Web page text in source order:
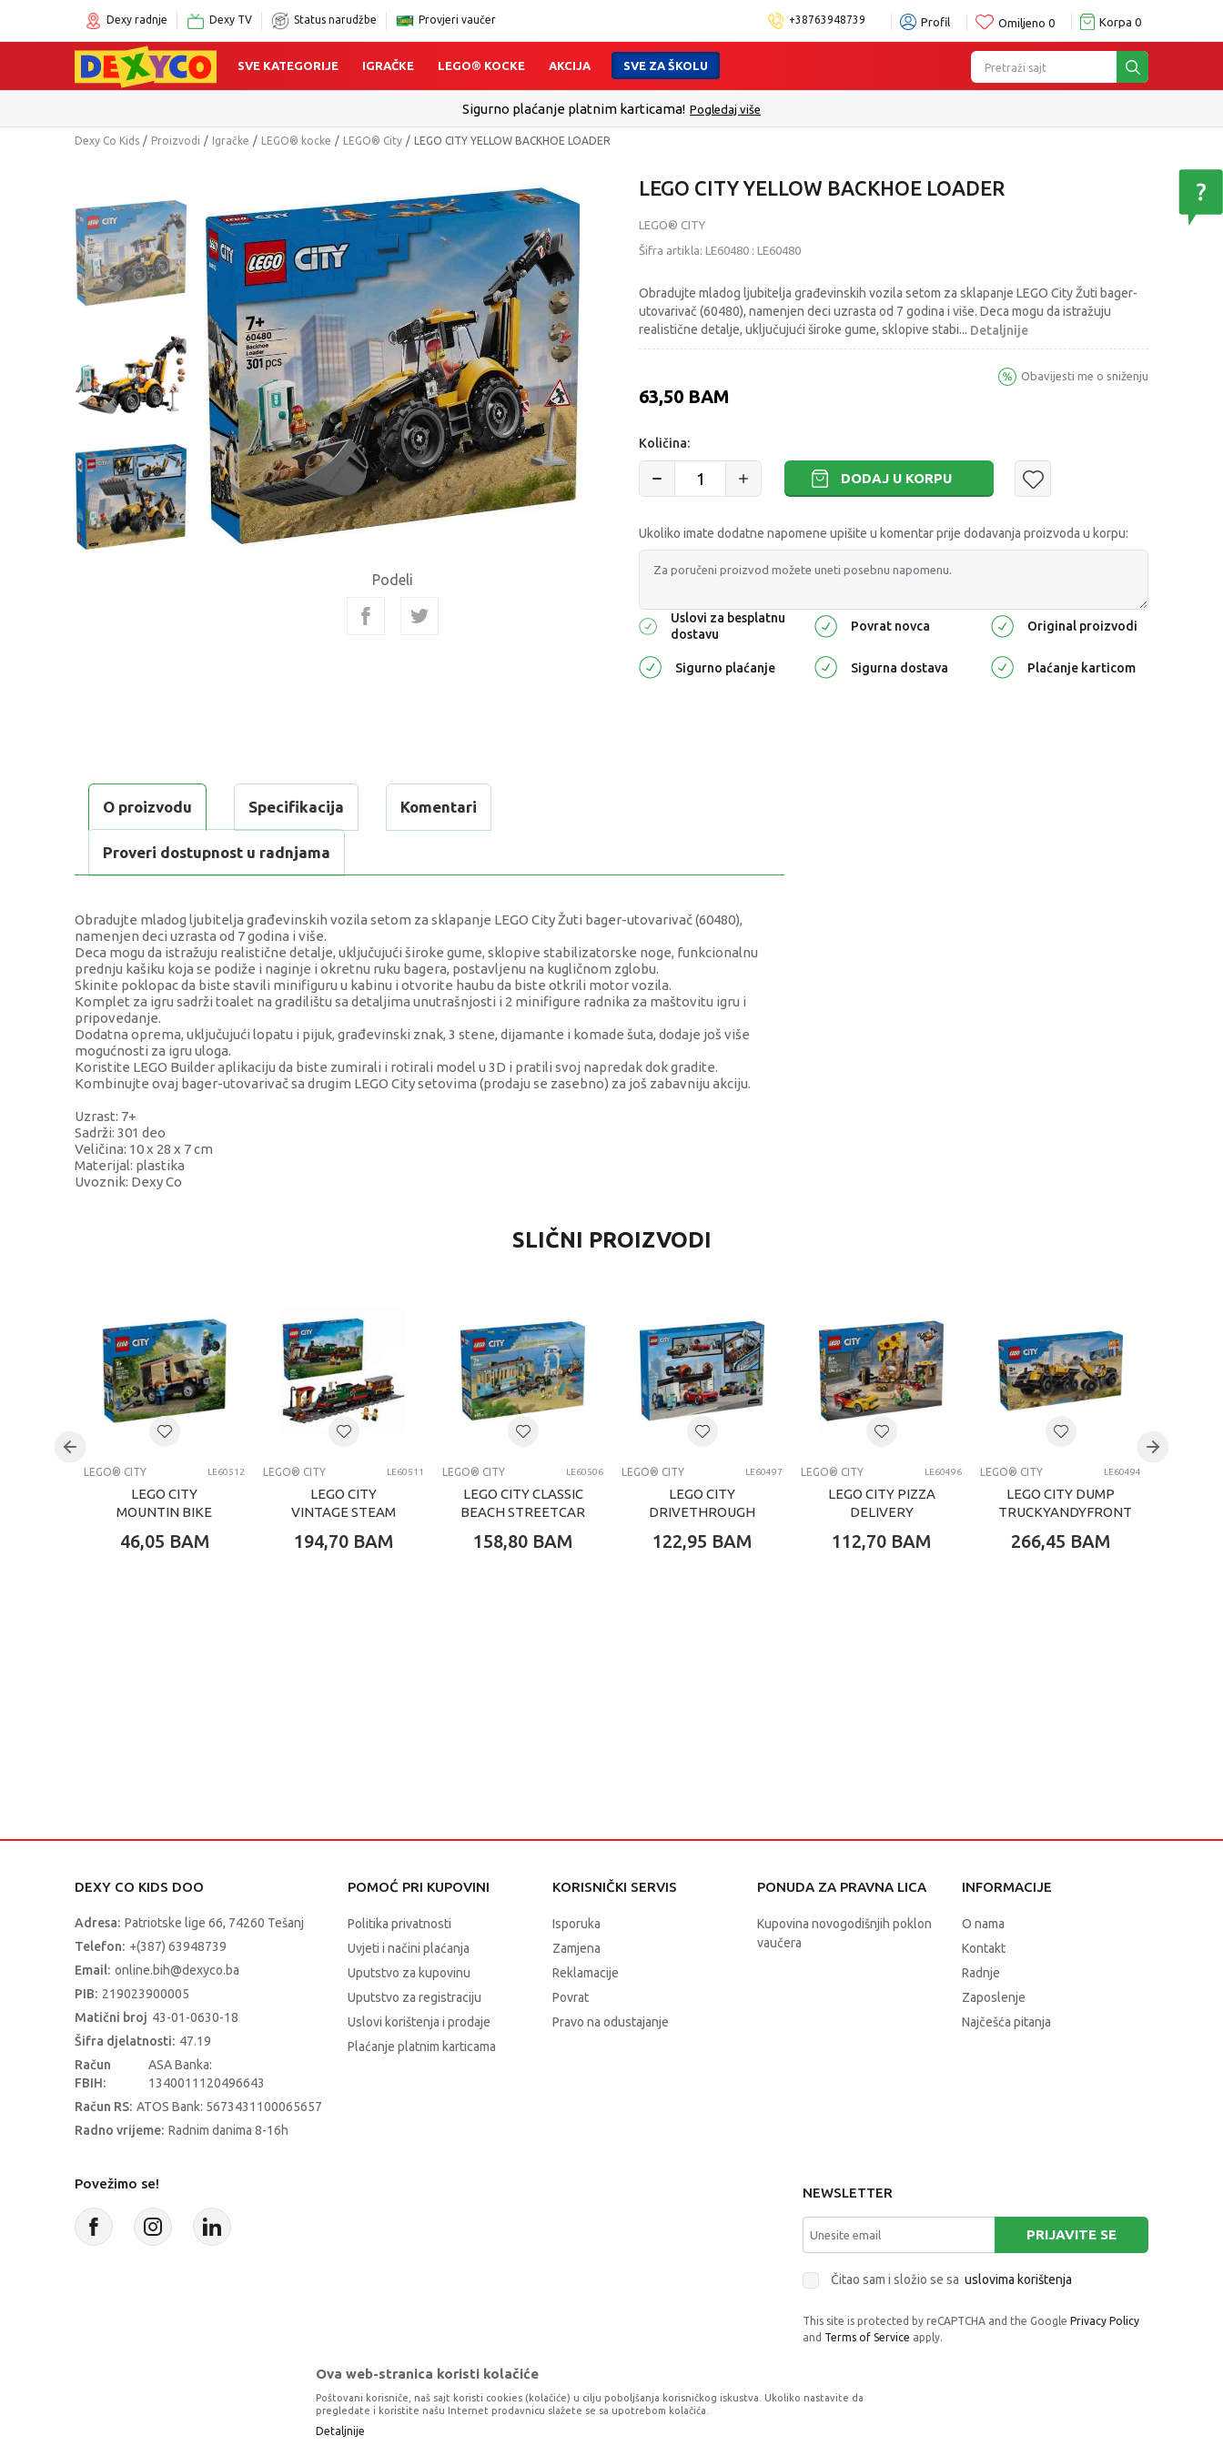
Dexy radnje Dexy TV Status narudžbe Provjeri vaučer +38763948739 Profil Omiljeno 0 Korpa 0
Pretraži sajt
SVE KATEGORIJE IGRAČKE LEGO® KOCKE AKCIJA SVE ZA ŠKOLU
Sigurno plaćanje platnim karticama! Pogledaj više
Dexy Co Kids Proizvodi Igračke LEGO® kocke LEGO® City LEGO CITY YELLOW BACKHOE LOADER
Podeli
LEGO CITY YELLOW BACKHOE LOADER
LEGO® CITY
Šifra artikla: LE60480 : LE60480
Obradujte mladog ljubitelja građevinskih vozila setom za sklapanje LEGO City Žuti bager-
utovarivač (60480), namenjen deci uzrasta od 7 godina i više. Deca mogu da istražuju
realistične detalje, uključujući široke gume, sklopive stabi... Detaljnije
63,50 BAM
Obavijesti me o sniženju
Količina:
DODAJ U KORPU
Ukoliko imate dodatne napomene upišite u komentar prije dodavanja proizvoda u korpu:
Uslovi za besplatnu
dostavu
Povrat novca Original proizvodi
Sigurno plaćanje Sigurna dostava Plaćanje karticom
O proizvodu Specifikacija Komentari
Proveri dostupnost u radnjama
Obradujte mladog ljubitelja građevinskih vozila setom za sklapanje LEGO City Žuti bager-utovarivač (60480),
namenjen deci uzrasta od 7 godina i više.
Deca mogu da istražuju realistične detalje, uključujući široke gume, sklopive stabilizatorske noge, funkcionalnu
prednju kašiku koja se podiže i naginje i okretnu ruku bagera, postavljenu na kugličnom zglobu.
Skinite poklopac da biste stavili minifiguru u kabinu i otvorite haubu da biste otkrili motor vozila.
Komplet za igru sadrži toalet na gradilištu sa detaljima unutrašnjosti i 2 minifigure radnika za maštovitu igru i
pripovedanje.
Dodatna oprema, uključujući lopatu i pijuk, građevinski znak, 3 stene, dijamante i komade šuta, dodaje još više
mogućnosti za igru uloga.
Koristite LEGO Builder aplikaciju da biste zumirali i rotirali model u 3D i pratili svoj napredak dok gradite.
Kombinujte ovaj bager-utovarivač sa drugim LEGO City setovima (prodaju se zasebno) za još zabavniju akciju.
Uzrast: 7+
Sadrži: 301 deo
Veličina: 10 x 28 x 7 cm
Materijal: plastika
Uvoznik: Dexy Co
LEGO® City
Pol Djevojčice
Uzrast 7-8 G
Brend LEGO® kocke
SLIČNI PROIZVODI
LEGO® CITY LE60512
LEGO CITY
MOUNTIN BIKE
46,05 BAM
LEGO® CITY LE60511
LEGO CITY
VINTAGE STEAM
194,70 BAM
LEGO® CITY LE60506
LEGO CITY CLASSIC
BEACH STREETCAR
158,80 BAM
LEGO® CITY LE60497
LEGO CITY
DRIVETHROUGH
122,95 BAM
LEGO® CITY LE60496
LEGO CITY PIZZA
DELIVERY
112,70 BAM
LEGO® CITY LE60494
LEGO CITY DUMP
TRUCKYANDYFRONT
266,45 BAM
DEXY CO KIDS DOO
Adresa: Patriotske lige 66, 74260 Tešanj
Telefon: +(387) 63948739
Email: online.bih@dexyco.ba
PIB: 219023900005
Matični broj 43-01-0630-18
Šifra djelatnosti: 47.19
Račun
FBIH:
ASA Banka:
1340011120496643
Račun RS: ATOS Bank: 5673431100065657
Radno vrijeme: Radnim danima 8-16h
POMOĆ PRI KUPOVINI
Politika privatnosti
Uvjeti i načini plaćanja
Uputstvo za kupovinu
Uputstvo za registraciju
Uslovi korištenja i prodaje
Plaćanje platnim karticama
KORISNIČKI SERVIS
Isporuka
Zamjena
Reklamacije
Povrat
Pravo na odustajanje
PONUDA ZA PRAVNA LICA
Kupovina novogodišnjih poklon
vaučera
INFORMACIJE
O nama
Kontakt
Radnje
Zaposlenje
Najčešća pitanja
Povežimo se!
NEWSLETTER
PRIJAVITE SE
Čitao sam i složio se sa uslovima korištenja
This site is protected by reCAPTCHA and the Google Privacy Policy
and Terms of Service apply.
Ova web-stranica koristi kolačiće
Poštovani korisniče, naš sajt koristi cookies (kolačiće) u cilju poboljšanja korisničkog iskustva. Ukoliko nastavite da
pregledate i koristite našu Internet prodavnicu slažete se sa upotrebom kolačića.
Detaljnije